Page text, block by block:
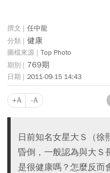
任中龍
健康
Top Photo
769期
2011-09-15 14:43
+A -A
日前知名女星大Ｓ（徐
昏倒，一般認為與大Ｓ
是很健康嗎？怎麼反而